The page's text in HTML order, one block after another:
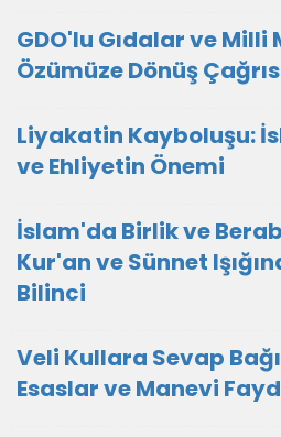
GDO'lu Gıdalar ve Milli
Özümüze Dönüş
Liyakatin Kayboluşu:
ve Ehliyetin Önemi
İslam'da Birlik ve
Kur'an ve Sünnet
Bilinci
Veli Kullara Sevap
Esaslar ve Manevi